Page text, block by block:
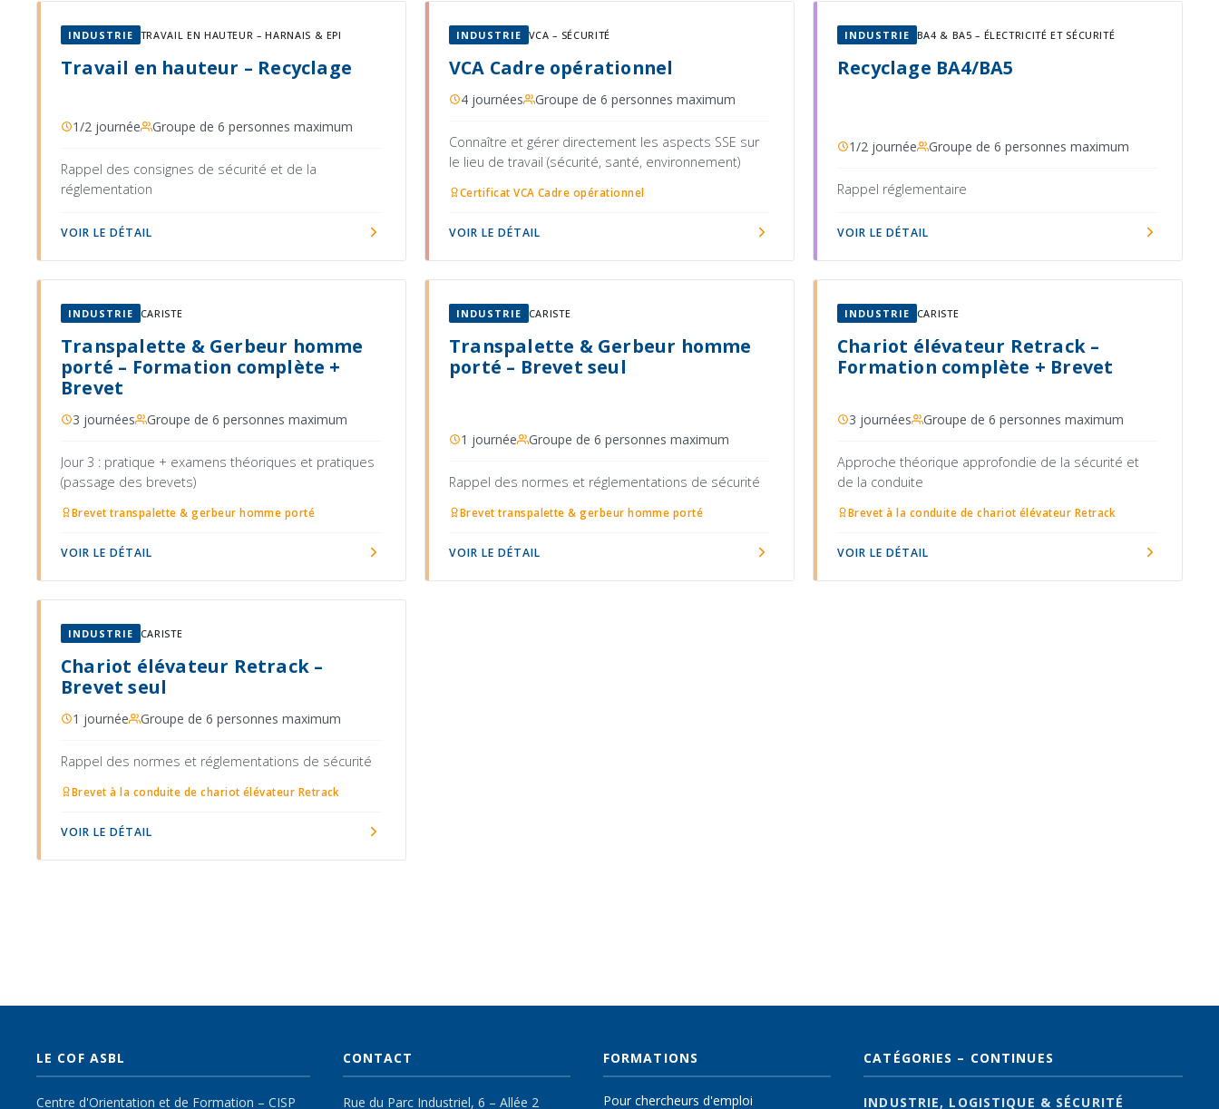
INDUSTRIE TRAVAIL EN HAUTEUR – HARNAIS & EPI
Travail en hauteur – Recyclage
1/2 journée Groupe de 6 personnes maximum
Rappel des consignes de sécurité et de la
réglementation
VOIR LE DÉTAIL
INDUSTRIE VCA – SÉCURITÉ
VCA Cadre opérationnel
4 journées Groupe de 6 personnes maximum
Connaître et gérer directement les aspects SSE sur
le lieu de travail (sécurité, santé, environnement)
Certificat VCA Cadre opérationnel
VOIR LE DÉTAIL
INDUSTRIE BA4 & BA5 – ÉLECTRICITÉ ET SÉCURITÉ
Recyclage BA4/BA5
1/2 journée Groupe de 6 personnes maximum
Rappel réglementaire
VOIR LE DÉTAIL
INDUSTRIE CARISTE
Transpalette & Gerbeur homme
porté – Formation complète +
Brevet
3 journées Groupe de 6 personnes maximum
Jour 3 : pratique + examens théoriques et pratiques
(passage des brevets)
Brevet transpalette & gerbeur homme porté
VOIR LE DÉTAIL
INDUSTRIE CARISTE
Transpalette & Gerbeur homme
porté – Brevet seul
1 journée Groupe de 6 personnes maximum
Rappel des normes et réglementations de sécurité
Brevet transpalette & gerbeur homme porté
VOIR LE DÉTAIL
INDUSTRIE CARISTE
Chariot élévateur Retrack –
Formation complète + Brevet
3 journées Groupe de 6 personnes maximum
Approche théorique approfondie de la sécurité et
de la conduite
Brevet à la conduite de chariot élévateur Retrack
VOIR LE DÉTAIL
INDUSTRIE CARISTE
Chariot élévateur Retrack –
Brevet seul
1 journée Groupe de 6 personnes maximum
Rappel des normes et réglementations de sécurité
Brevet à la conduite de chariot élévateur Retrack
VOIR LE DÉTAIL
LE COF ASBL
Centre d'Orientation et de Formation – CISP
CONTACT
Rue du Parc Industriel, 6 – Allée 2
FORMATIONS
Pour chercheurs d'emploi
CATÉGORIES – CONTINUES
INDUSTRIE, LOGISTIQUE & SÉCURITÉ